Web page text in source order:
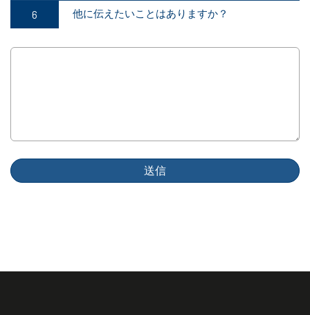
他に伝えたいことはありますか？
送信